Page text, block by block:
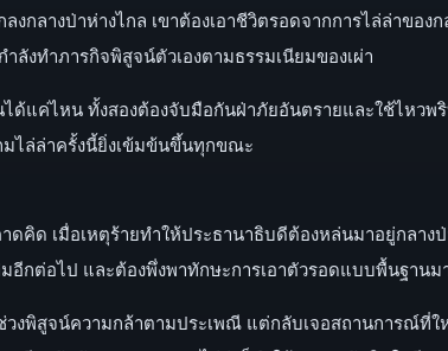
งกลางป่าห่างไกล เขาต้องเอาชีวิตรอดจากการไล่ล่าข
งทำภารกิจพิสูจน์ตัวเองตามธรรมเนียมของเผ่า
ด้แค่ไหน ทั้งสองต้องจับมือกันฝ่าภัยอันตรายและใช้ไหว
มไล่ล่าครั้งนี้ยิ่งเข้มข้นขึ้นทุกขณะ
าดคิด เมื่อเหตุร้ายทำให้ประธานาธิบดีต้องหล่นมาอยู่กล
อีกต่อไป และต้องพึ่งพาทักษะการเอาตัวรอดแบบพื้นฐานม
วงพิสูจน์ความกล้าตามประเพณี แต่กลับเจอสถานการณ์ที่